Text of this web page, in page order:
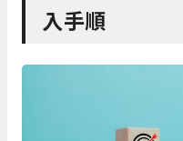
入手順